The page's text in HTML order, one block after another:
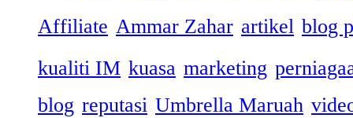
Affiliate Ammar Zahar artikel blog
kualiti IM kuasa marketing
blog reputasi Umbrella Maruah